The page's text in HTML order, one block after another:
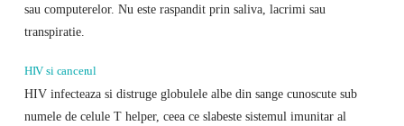
sau computerelor. Nu este raspandit prin saliva, lacrimi sau
transpiratie.
HIV si cancerul
HIV infecteaza si distruge globulele albe din sange cunoscute sub
numele de celule T helper, ceea ce slabeste sistemul imunitar al